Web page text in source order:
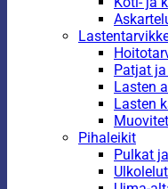
Patjat
Lasten
Lasten
Pihaleikit
Pulkat
Ulkolelut